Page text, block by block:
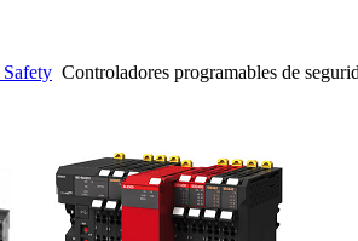
Controladores programables de